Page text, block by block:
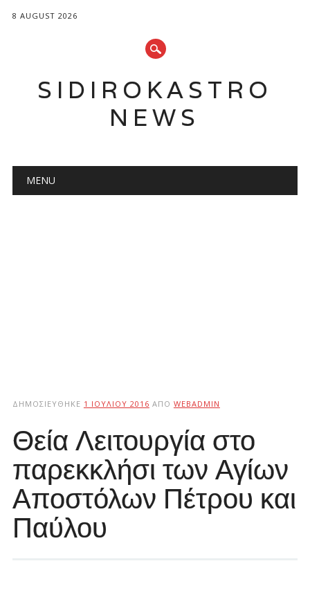
8 AUGUST 2026
SIDIROKASTRO
NEWS
Main menu
MENU
ΔΗΜΟΣΙΕΎΘΗΚΕ 1 ΙΟΥΛΊΟΥ 2016 ΑΠΌ WEBADMIN
Θεία Λειτουργία στο
παρεκκλήσι των Αγίων
Αποστόλων Πέτρου και
Παύλου